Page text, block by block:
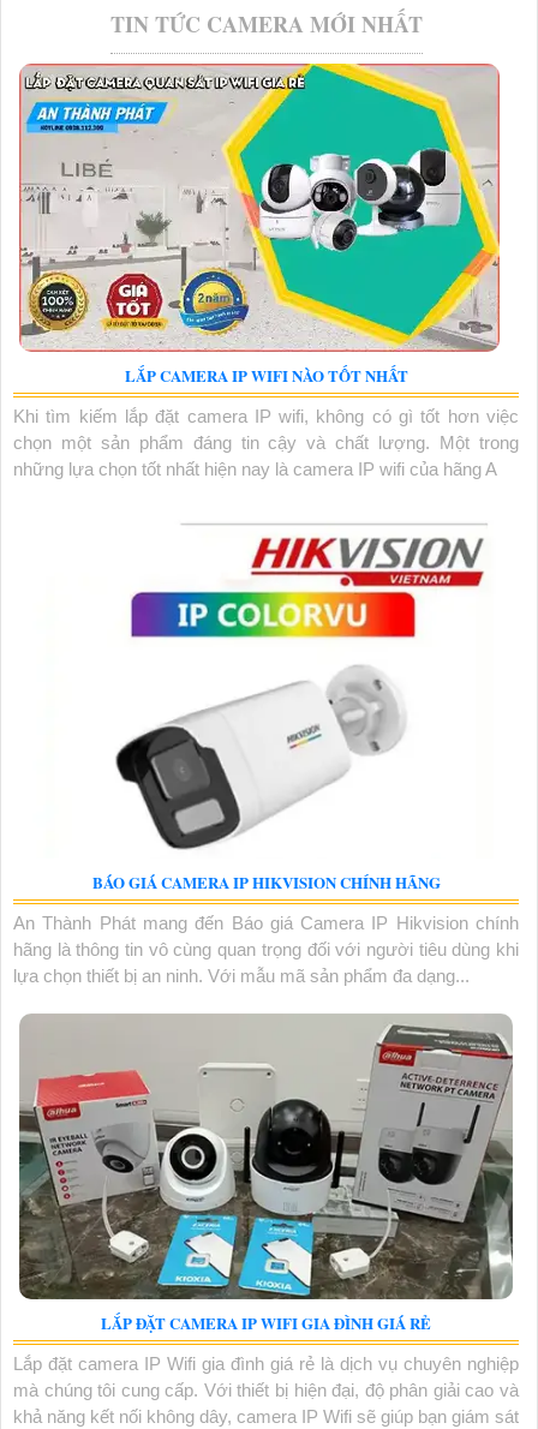
TIN TỨC CAMERA MỚI NHẤT
LẮP CAMERA IP WIFI NÀO TỐT NHẤT
Khi tìm kiếm lắp đặt camera IP wifi, không có gì tốt hơn việc
chọn một sản phẩm đáng tin cậy và chất lượng. Một trong
những lựa chọn tốt nhất hiện nay là camera IP wifi của hãng A
BÁO GIÁ CAMERA IP HIKVISION CHÍNH HÃNG
An Thành Phát mang đến Báo giá Camera IP Hikvision chính
hãng là thông tin vô cùng quan trọng đối với người tiêu dùng khi
lựa chọn thiết bị an ninh. Với mẫu mã sản phẩm đa dạng...
LẮP ĐẶT CAMERA IP WIFI GIA ĐÌNH GIÁ RẺ
Lắp đặt camera IP Wifi gia đình giá rẻ là dịch vụ chuyên nghiệp
mà chúng tôi cung cấp. Với thiết bị hiện đại, độ phân giải cao và
khả năng kết nối không dây, camera IP Wifi sẽ giúp bạn giám sát